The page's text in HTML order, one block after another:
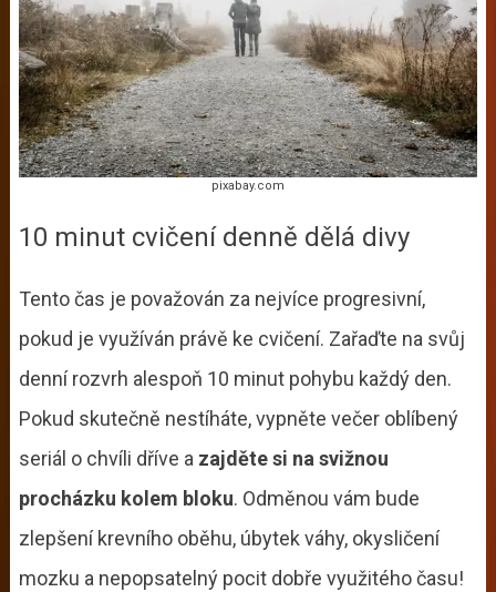
pixabay.com
10 minut cvičení denně dělá divy
Tento čas je považován za nejvíce progresivní,
pokud je využíván právě ke cvičení. Zařaďte na svůj
denní rozvrh alespoň 10 minut pohybu každý den.
Pokud skutečně nestíháte, vypněte večer oblíbený
seriál o chvíli dříve a zajděte si na svižnou
procházku kolem bloku. Odměnou vám bude
zlepšení krevního oběhu, úbytek váhy, okysličení
mozku a nepopsatelný pocit dobře využitého času!